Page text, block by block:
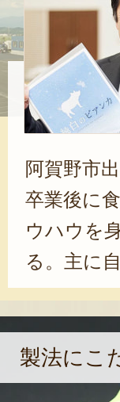
阿賀野市
卒業後に
ウハウを
る。主に
大、広報
本意にな
考えてい
仕事に取
製法にこ